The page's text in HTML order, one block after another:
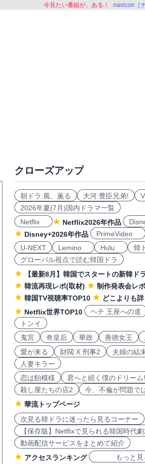
今見たい番組が、ある！ navicon［
クローズアップ
朝ドラ:風、薫る 大河:豊臣兄弟!
2026年夏(7月)国内ドラマ一覧
Netflix
Netflix2026年作品
Disney+2026年作品
PrimeVideo
U-NEXT
Lemino Hulu
韓
グローバル視点で読む韓国ドラ
【最新8月】韓国でスタートの新韓ド
韓流再現レポ(取材)
制作発表会レ
韓国TV視聴率TOP10
どこよりも
Netflix世界TOP10
ヘチ 王座への道
トンイ
鬼宮
奇皇后 華政 善徳女王
愛が来る
財閥 X 刑事2 夫婦の結
人妻キラー
恋は飴模様
君へと続く僕のドリーム!
殺し屋たちの店2
今、不倫が問題で
華流トップページ
次見る韓ドラに迷ったら見るコーナー
【保存版】Netflixで見られる韓国時代
動画配信サービスをまとめて紹介
アクセスランキング
もっと見